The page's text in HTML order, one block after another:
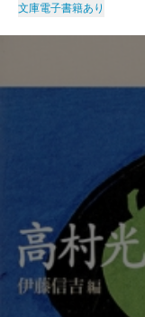
文庫電子書籍あり